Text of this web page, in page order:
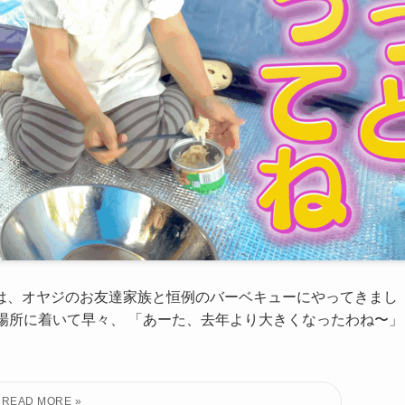
ヤジのお友達家族と恒例のバーベキューにやってきまし
に着いて早々、 「あーた、去年より大きくなったわね〜」